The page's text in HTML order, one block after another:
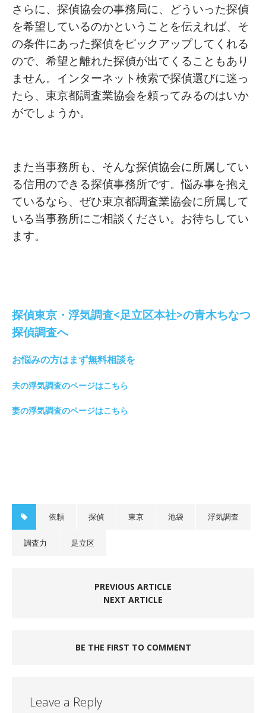
さらに、探偵協会の事務局に、どういった探偵
を希望しているのかということを伝えれば、そ
の条件にあった探偵をピックアップしてくれる
ので、希望と離れた探偵が出てくることもあり
ません。インターネット検索で探偵選びに迷っ
たら、東京都調査業協会を頼ってみるのはいか
がでしょうか。
また当事務所も、そんな探偵協会に所属してい
る信用のできる探偵事務所です。悩み事を抱え
ているなら、ぜひ東京都調査業協会に所属して
いる当事務所にご相談ください。お待ちしてい
ます。
探偵東京・浮気調査<足立区本社>の青木ちなつ
探偵調査へ
お悩みの方はまず無料相談を
夫の浮気調査のページはこちら
妻の浮気調査のページはこちら
依頼 探偵 東京 池袋 浮気調査
調査力 足立区
PREVIOUS ARTICLE
NEXT ARTICLE
BE THE FIRST TO COMMENT
Leave a Reply